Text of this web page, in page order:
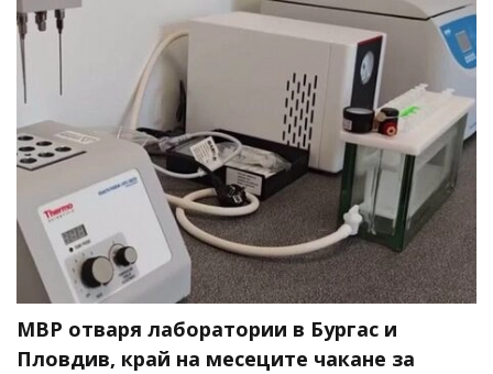
МВР отваря лаборатории в Бургас и
Пловдив, край на месеците чакане за